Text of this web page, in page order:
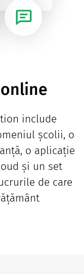
include
școlii, o
o aplicație
și un set
de care